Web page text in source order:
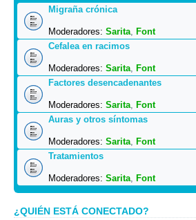
Migraña crónica
Moderadores: Sarita, Font
Cefalea en racimos
Moderadores: Sarita, Font
Factores desencadenantes
Moderadores: Sarita, Font
Auras y otros síntomas
Moderadores: Sarita, Font
Tratamientos
Moderadores: Sarita, Font
¿QUIÉN ESTÁ CONECTADO?